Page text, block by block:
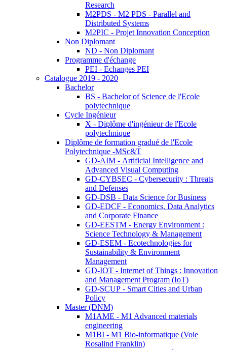
Research
M2PDS - M2 PDS - Parallel and
Distributed Systems
M2PIC - Projet Innovation Conception
Non Diplomant
ND - Non Diplomant
Programme d'échange
PEI - Echanges PEI
Catalogue 2019 - 2020
Bachelor
BS - Bachelor of Science de l'Ecole
polytechnique
Cycle Ingénieur
X - Diplôme d'ingénieur de l'Ecole
polytechnique
Diplôme de formation gradué de l'Ecole
Polytechnique -MSc&T
GD-AIM - Artificial Intelligence and
Advanced Visual Computing
GD-CYBSEC - Cybersecurity : Threats
and Defenses
GD-DSB - Data Science for Business
GD-EDCF - Economics, Data Analytics
and Corporate Finance
GD-EESTM - Energy Environment :
Science Technology & Management
GD-ESEM - Ecotechnologies for
Sustainability & Environment
Management
GD-IOT - Internet of Things : Innovation
and Management Program (IoT)
GD-SCUP - Smart Cities and Urban
Policy
Master (DNM)
M1AME - M1 Advanced materials
engineering
M1BI - M1 Bio-informatique (Voie
Rosalind Franklin)